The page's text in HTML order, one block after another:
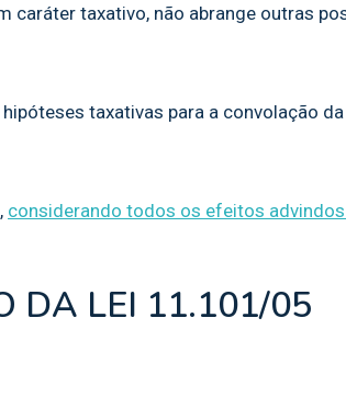
caráter taxativo, não abrange outras
hipóteses taxativas para a convolação
considerando todos os efeitos
DA LEI 11.101/05